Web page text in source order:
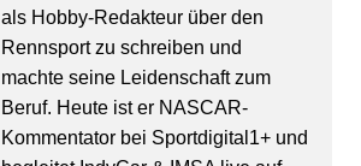
als Hobby-Redakteur über den
Rennsport zu schreiben und
machte seine Leidenschaft zum
Beruf. Heute ist er NASCAR-
Kommentator bei Sportdigital1+ und